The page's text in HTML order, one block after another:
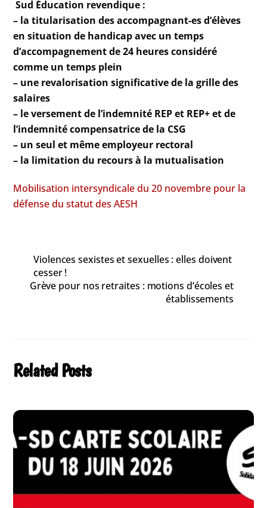
Sud Éducation revendique :
– la titularisation des accompagnant-es d’élèves
en situation de handicap avec un temps
d’accompagnement de 24 heures considéré
comme un temps plein
– une revalorisation significative de la grille des
salaires
– le versement de l’indemnité REP et REP+ et de
l’indemnité compensatrice de la CSG
– un seul et même employeur rectoral
– la limitation du recours à la mutualisation
Mobilisation intersyndicale du 20 novembre pour la
défense du statut des AESH
Violences sexistes et sexuelles : elles doivent
cesser !
Grève pour nos retraites : motions d’écoles et
établissements
Related Posts